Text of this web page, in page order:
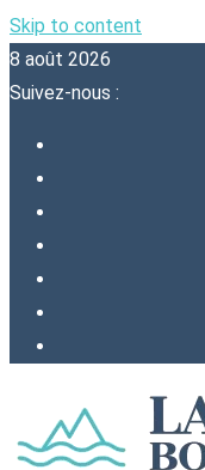
Skip to content
8 août 2026
Suivez-nous :